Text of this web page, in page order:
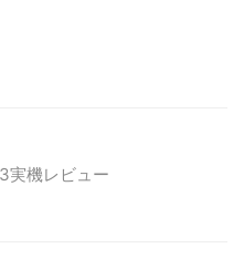
実機レビュー